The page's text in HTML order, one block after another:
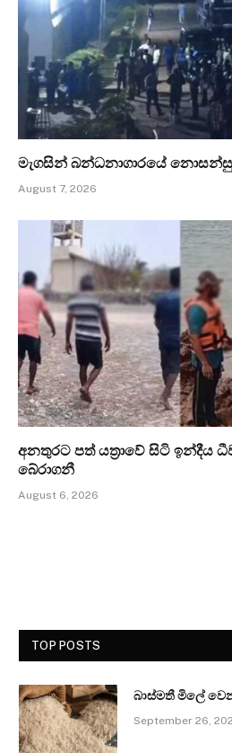
මැගසින් බන්ධනාගාරයේ
August 7, 2026
අනතුරට පත් යත්‍රාවේ සිටි ඉන්දීය
බේරාගනී
August 6, 2026
TOP POSTS
බාස්මතී මිලේ
September 26,